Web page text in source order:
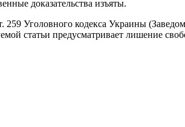
доказательства изъяты.
Уголовного кодекса Украины
статьи предусматривает лишение